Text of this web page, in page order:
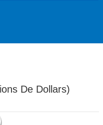
De Dollars)